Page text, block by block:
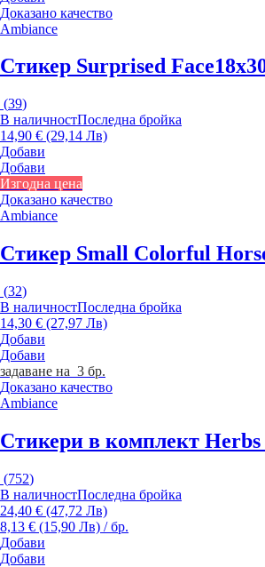
Доказано качество
Ambiance
Стикер Surprised Face
(39)
В наличностПоследна бройка
14,90 € (29,14 Лв)
Добави
Добави
Изгодна цена
Доказано качество
Ambiance
Стикер Small Colorful
(32)
В наличностПоследна бройка
14,30 € (27,97 Лв)
Добави
Добави
задаване на 3 бр.
Доказано качество
Ambiance
Стикери в комплект
(752)
В наличностПоследна бройка
24,40 € (47,72 Лв)
8,13 € (15,90 Лв) / бр.
Добави
Добави